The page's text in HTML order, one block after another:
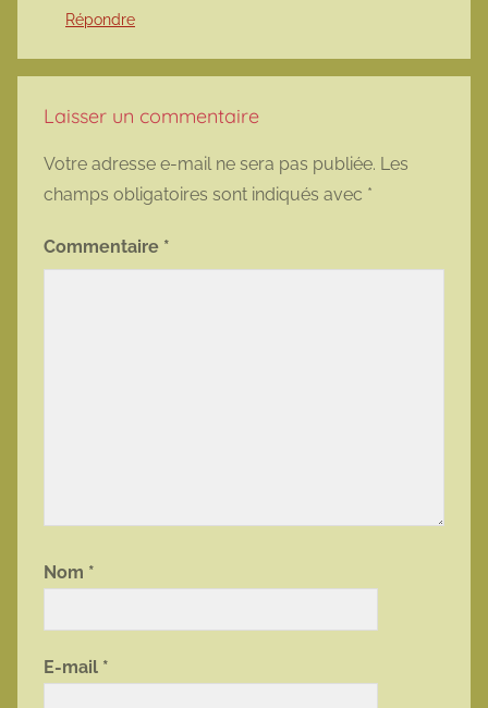
Répondre
Laisser un commentaire
Votre adresse e-mail ne sera pas publiée. Les
champs obligatoires sont indiqués avec *
Commentaire *
Nom *
E-mail *